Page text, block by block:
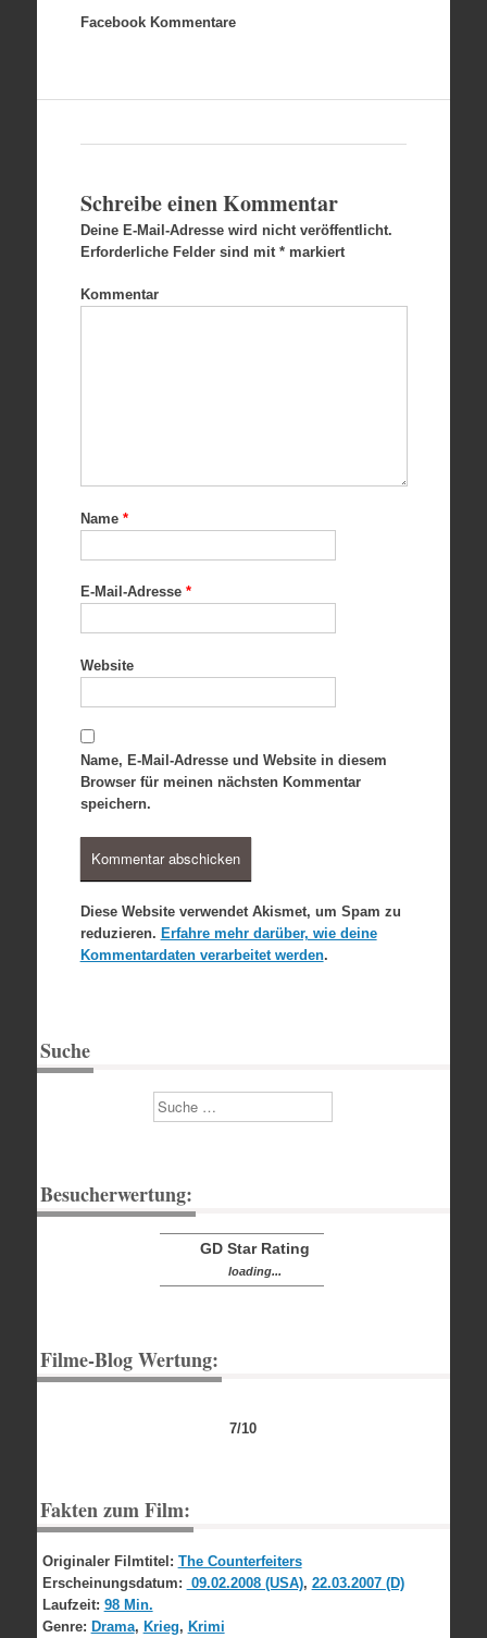
Facebook Kommentare
Schreibe einen Kommentar
Deine E-Mail-Adresse wird nicht veröffentlicht.
Erforderliche Felder sind mit *markiert
Kommentar
Name *
E-Mail-Adresse *
Website
Name, E-Mail-Adresse und Website in diesem
Browser für meinen nächsten Kommentar
speichern.
Diese Website verwendet Akismet, um Spam zu
reduzieren. Erfahre mehr darüber, wie deine
Kommentardaten verarbeitet werden.
Suche
Suchen
Besucherwertung:
GD Star Rating
loading...
Filme-Blog Wertung:
7/10
Fakten zum Film:
Originaler Filmtitel: The Counterfeiters
Erscheinungsdatum: 09.02.2008 (USA), 22.03.2007 (D)
Laufzeit: 98 Min.
Genre: Drama, Krieg, Krimi